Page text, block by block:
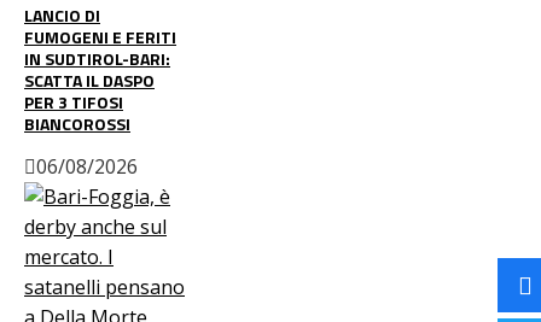
LANCIO DI
FUMOGENI E FERITI
IN SUDTIROL-BARI:
SCATTA IL DASPO
PER 3 TIFOSI
BIANCOROSSI
06/08/2026